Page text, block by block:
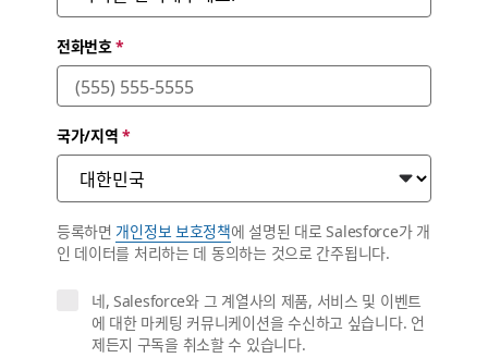
전화번호*
국가/지역 *
등록하면 개인정보 보호정책에 설명된 대로 Salesforce가 개
인 데이터를 처리하는 데 동의하는 것으로 간주됩니다.
네, Salesforce와 그 계열사의 제품, 서비스 및 이벤트
에 대한 마케팅 커뮤니케이션을 수신하고 싶습니다. 언
제든지 구독을 취소할 수 있습니다.